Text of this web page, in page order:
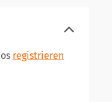
registrieren